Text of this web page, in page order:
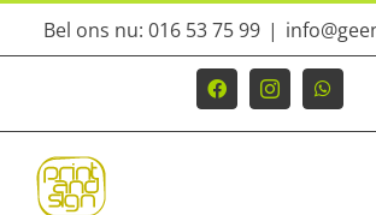
Ga
inhoud
Bel ons nu: 016 53 75 99 |
FacebookInstagram